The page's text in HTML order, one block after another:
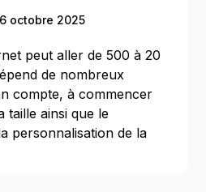
octobre 2025
peut aller de 500 à 20
de nombreux
compte, à commencer
taille ainsi que le
personnalisation de la